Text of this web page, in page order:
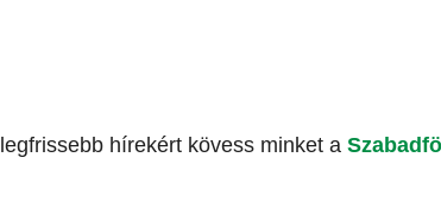
hírekért kövess minket a